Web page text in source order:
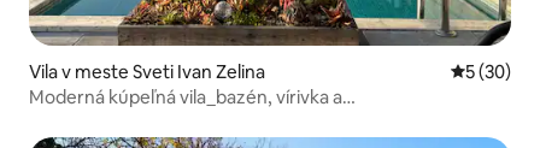
Vila v meste Sveti Ivan Zelina
5 (30)
Moderná kúpeľná vila_bazén, vírivka a